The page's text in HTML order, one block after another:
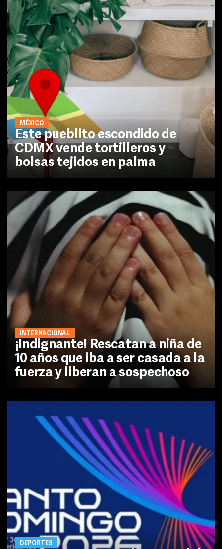
MÉXICO
Este pueblito escondido de
CDMX vende tortilleros y
bolsas tejidos en palma
INTERNACIONAL
¡Indignante! Rescatan a niña de
10 años que iba a ser casada a la
fuerza y liberan a sospechoso
DEPORTES